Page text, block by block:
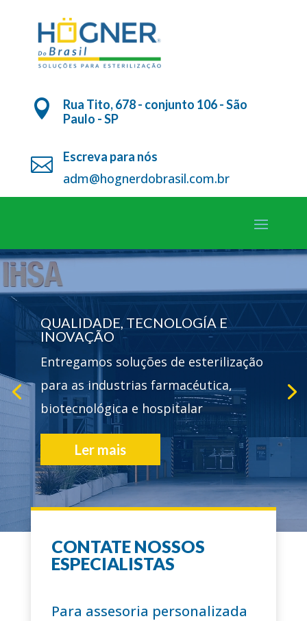

Rua Tito, 678 - conjunto 106 - São
Paulo - SP
 Escreva para nós
adm@hognerdobrasil.com.br
QUALIDADE, TECNOLOGÍA E
INOVAÇÃO
Entregamos soluções de esterilização
para as industrias farmacéutica,
biotecnológica e hospitalar
Ler mais
Tocador
Tocador
+60 ANOS
CONTATE NOSSOS
ESPECIALISTAS
Para assesoria personalizada